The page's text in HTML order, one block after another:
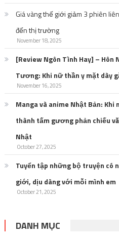
Giá vàng thế giới giảm 3 phiên
đến thị trường
November 18, 2025
[Review Ngôn Tình Hay] – Hôn
Tương: Khi nữ thần y mặt dày
November 16, 2025
Manga và anime Nhật Bản:
thành tấm gương phản chiếu
Nhật
October 27, 2025
Tuyển tập những bộ truyện có
giới, dịu dàng với mỗi mình em
October 21, 2025
DANH MỤC